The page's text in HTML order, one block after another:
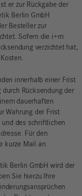
er zur Rückgabe der
Berlin GmbH
Besteller zur
Sofern die i+m
verzichtet hat,
innerhalb einer Frist
durch Rücksendung der
dauerhaften
Wahrung der Frist
und des schriftlichen
Für den
kurze Mail an
Berlin GmbH wird der
Sie hierzu Ihre